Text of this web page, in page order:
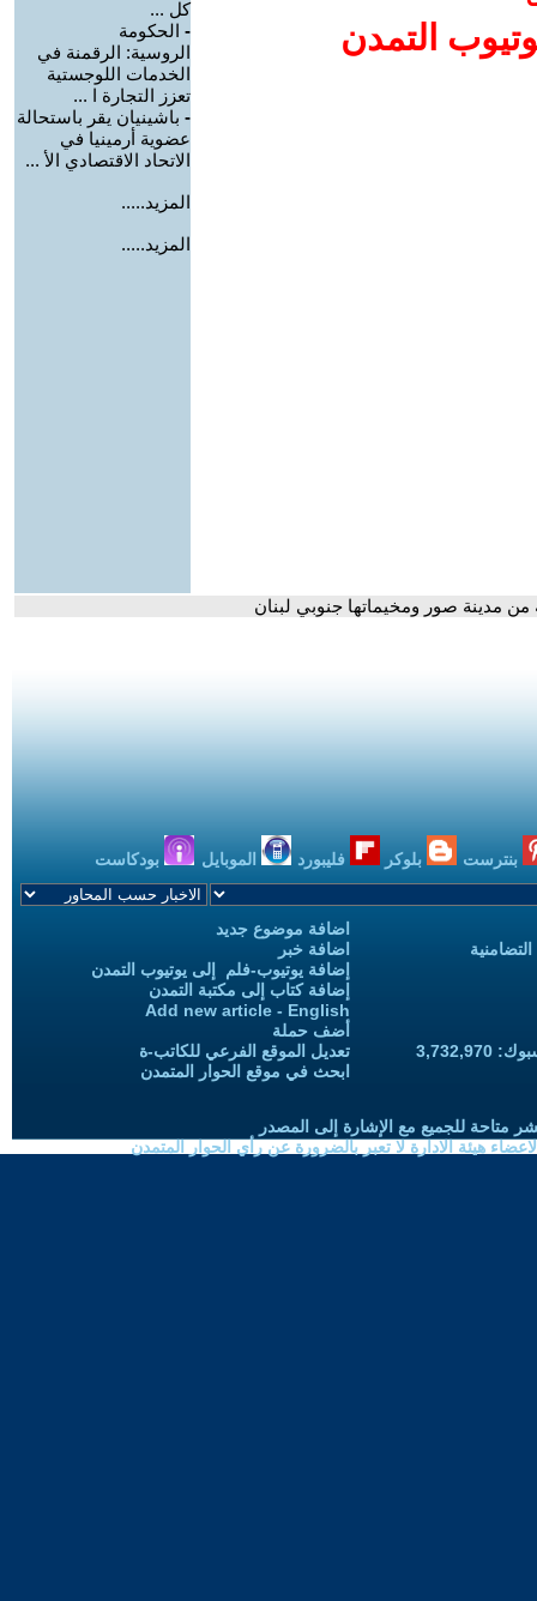
التمدن
كل ...
- الحكومة
الروسية: الرقمنة في
الخدمات اللوجستية
تعزز التجارة ا ...
- باشينيان يقر باستحالة
عضوية أرمينيا في
الاتحاد الاقتصادي الأ ...
المزيد.....
المزيد.....
من مدينة صور ومخيماتها جنوبي لبنان
بنترست بلوكر فليبورد الموبايل بودكاست
اضافة موضوع جديد
اضافة خبر
إضافة يوتيوب-فلم إلى يوتيوب التمدن
إضافة كتاب إلى مكتبة التمدن
Add new article - English
أضف حملة
تعديل الموقع الفرعي للكاتب-ة
ابحث في موقع الحوار المتمدن
متاحة للجميع مع الإشارة إلى المصدر
هيئة الادارة لا تعبر بالضرورة عن رأي الحوار المتمدن